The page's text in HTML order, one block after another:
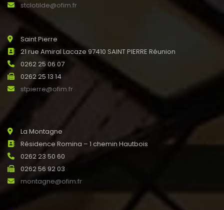
stclotilde@ofim.fr
Saint Pierre
21 rue Amiral Lacaze 97410 SAINT PIERRE Réunion
0262 25 06 07
0262 25 13 14
stpierre@ofim.fr
La Montagne
Résidence Romina – 1 chemin Hautbois
0262 23 50 60
0262 56 92 03
montagne@ofim.fr